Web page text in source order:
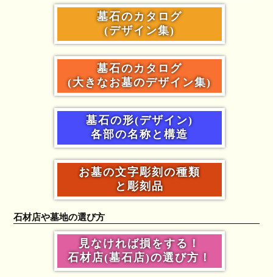
墓石のカタログ
(デザイン集)
墓石のカタログ
(大きなお墓のデザイン集)
墓石の形(デザイン)
各部の名称と構造
お墓の文字彫刻の種類
と彫刻品
石材店や墓地の選び方
見なければ損をする！
石材店(墓石店)の選び方！